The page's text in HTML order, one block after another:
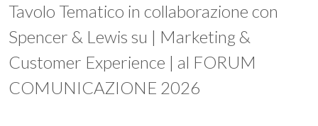
Tavolo Tematico in collaborazione con
Spencer & Lewis su | Marketing &
Customer Experience | al FORUM
COMUNICAZIONE 2026